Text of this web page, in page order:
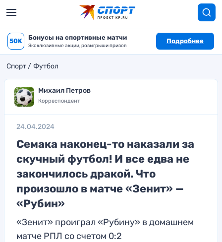
50K Бонусы на спортивные матчи
Эксклюзивные акции, розыгрыши призов
Подробнее
Спорт Футбол
Михаил Петров
Корреспондент
24.04.2024
Семака наконец-то наказали за
скучный футбол! И все едва не
закончилось дракой. Что
произошло в матче «Зенит» —
«Рубин»
«Зенит» проиграл «Рубину» в домашнем
матче РПЛ со счетом 0:2